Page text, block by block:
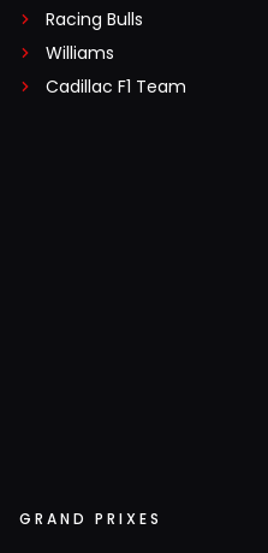
Racing Bulls
Williams
Cadillac F1 Team
GRAND PRIXES